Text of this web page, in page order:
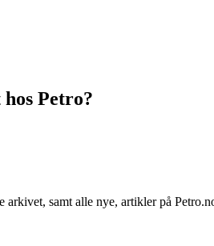
Petro?
arkivet, samt alle nye, artikler på